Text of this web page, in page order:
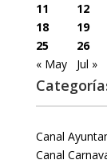
11
12
18
19
25
26
« May
Jul »
Canal
Canal